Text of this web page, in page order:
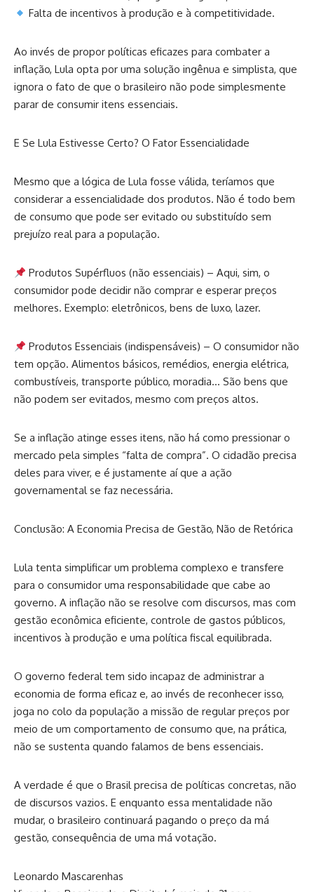
Falta de incentivos à produção e à competitividade.
Ao invés de propor políticas eficazes para combater a
inflação, Lula opta por uma solução ingênua e simplista, que
ignora o fato de que o brasileiro não pode simplesmente
parar de consumir itens essenciais.
E Se Lula Estivesse Certo? O Fator Essencialidade
Mesmo que a lógica de Lula fosse válida, teríamos que
considerar a essencialidade dos produtos. Não é todo bem
de consumo que pode ser evitado ou substituído sem
prejuízo real para a população.
Produtos Supérfluos (não essenciais) – Aqui, sim, o
consumidor pode decidir não comprar e esperar preços
melhores. Exemplo: eletrônicos, bens de luxo, lazer.
Produtos Essenciais (indispensáveis) – O consumidor não
tem opção. Alimentos básicos, remédios, energia elétrica,
combustíveis, transporte público, moradia… São bens que
não podem ser evitados, mesmo com preços altos.
Se a inflação atinge esses itens, não há como pressionar o
mercado pela simples “falta de compra”. O cidadão precisa
deles para viver, e é justamente aí que a ação
governamental se faz necessária.
Conclusão: A Economia Precisa de Gestão, Não de Retórica
Lula tenta simplificar um problema complexo e transfere
para o consumidor uma responsabilidade que cabe ao
governo. A inflação não se resolve com discursos, mas com
gestão econômica eficiente, controle de gastos públicos,
incentivos à produção e uma política fiscal equilibrada.
O governo federal tem sido incapaz de administrar a
economia de forma eficaz e, ao invés de reconhecer isso,
joga no colo da população a missão de regular preços por
meio de um comportamento de consumo que, na prática,
não se sustenta quando falamos de bens essenciais.
A verdade é que o Brasil precisa de políticas concretas, não
de discursos vazios. E enquanto essa mentalidade não
mudar, o brasileiro continuará pagando o preço da má
gestão, consequência de uma má votação.
Leonardo Mascarenhas